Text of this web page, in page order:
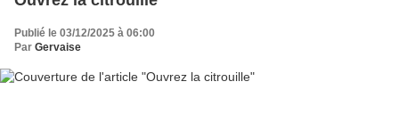
Publié le 03/12/2025 à 06:00
Par Gervaise